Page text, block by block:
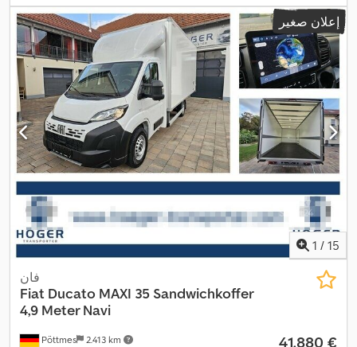
العجلات:4.035 مم , وقود:ديزل , انبعاثات ثاني أكسيد الكربون (CO₂):177
غ/كم, استهلاك الوقود (داخل المدينة):7,9 لتر/100 كم
, استهلاك الوقود
(خارج المدينة):6 لتر/100 كم , استهلاك الوقود (مجمع):6,7 لتر/100 كم
,
لون:أبيض, كابينة السائق:كابينة نهارية, نوع التروس:ميكانيكي, تعليق:
فولاذ, عدد المقاعد:3, الطول الكلي: 7.383 مم , حجم مساحة التحميل: 26
م³ , طول مساحة التحميل: 4.880 مم , عرض مساحة التحميل:2.240 مم
,
ارتفاع مساحة التحميل:2.240 مم , سنة الصنع:2026 , مقاس الإطار
الأمامي:215/75R16C , مقاس الإطار الخلفي:215/75R16C , معدات:باب
منزلق, برنامج الثبات الإلكتروني (ESP), تكييف الهواء, سبويلر, ضمان
المركبات المستعملة, ضوضاء منخفضة, قفل مركزي, كابينة, كمبيوتر
على متن المركبة, مثبت السرعة, مرشح السخام, مصابيح أمامية
إضافية, نظام التحكم في الجر, نظام الفرامل المانعة للانغلاق (ABS),
نظام الملاحة, نظام منع التشغيل, وسادة هوائية
إعلان صغير
1 / 15
Pöttmes 2.413 km
فان
Fiat Ducato MAXI 35 Sandwichkoffer
4,9 Meter Navi
‏41.880 €